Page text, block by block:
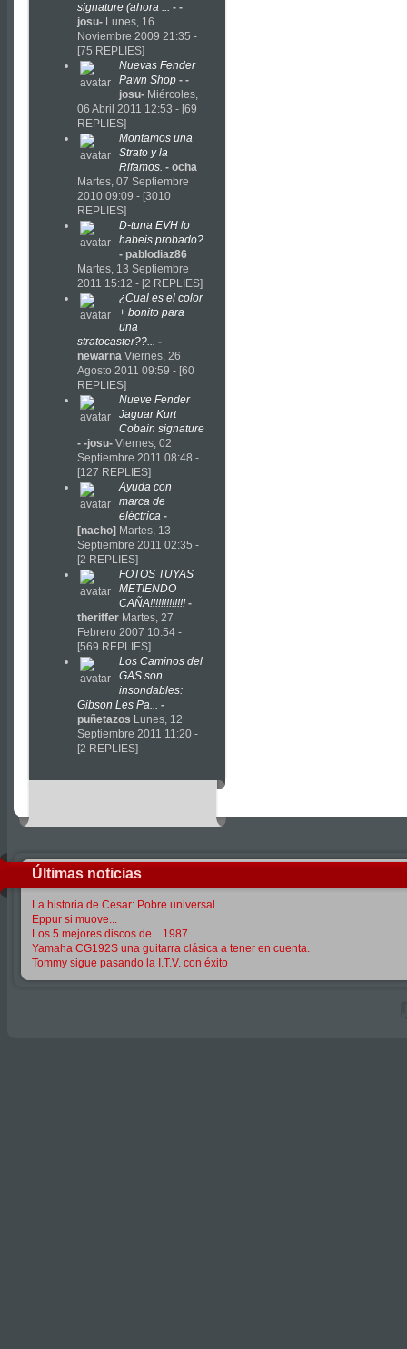
signature (ahora ... - -
josu- Lunes, 16
Noviembre 2009 21:35 -
[75 REPLIES]
Nuevas Fender
Pawn Shop - -
josu- Miércoles,
06 Abril 2011 12:53 - [69
REPLIES]
Montamos una
Strato y la
Rifamos. - ocha
Martes, 07 Septiembre
2010 09:09 - [3010
REPLIES]
D-tuna EVH lo
habeis probado?
- pablodiaz86
Martes, 13 Septiembre
2011 15:12 - [2 REPLIES]
¿Cual es el color
+ bonito para
una
stratocaster??... -
newarna Viernes, 26
Agosto 2011 09:59 - [60
REPLIES]
Nueve Fender
Jaguar Kurt
Cobain signature
- -josu- Viernes, 02
Septiembre 2011 08:48 -
[127 REPLIES]
Ayuda con
marca de
eléctrica -
[nacho] Martes, 13
Septiembre 2011 02:35 -
[2 REPLIES]
FOTOS TUYAS
METIENDO
CAÑA!!!!!!!!!!!!! -
theriffer Martes, 27
Febrero 2007 10:54 -
[569 REPLIES]
Los Caminos del
GAS son
insondables:
Gibson Les Pa... -
puñetazos Lunes, 12
Septiembre 2011 11:20 -
[2 REPLIES]
Últimas noticias
La historia de Cesar: Pobre universal..
Eppur si muove...
Los 5 mejores discos de... 1987
Yamaha CG192S una guitarra clásica a tener en cuenta.
Tommy sigue pasando la I.T.V. con éxito